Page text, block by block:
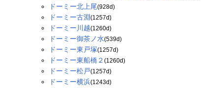
ドーミー北上尾(928d)
ドーミー古淵(1257d)
ドーミー川越(1260d)
ドーミー御茶ノ水(539d)
ドーミー東戸塚(1257d)
ドーミー東船橋２ (1260d)
ドーミー松戸(1257d)
ドーミー横浜(1243d)